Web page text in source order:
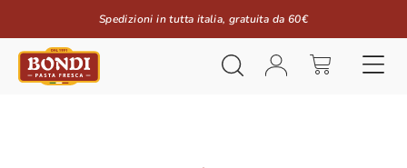
Spedizioni in tutta italia, gratuita da 60€